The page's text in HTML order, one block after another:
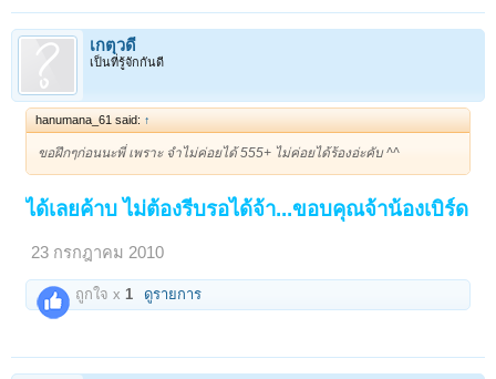
เกตุวดี
เป็นที่รู้จักกันดี
hanumana_61 said: ↑
ขอฝึกๆก่อนนะพี่ เพราะ จำไม่ค่อยได้ 555+ ไม่ค่อยได้ร้องอ่ะคับ ^^
ได้เลยค้าบ ไม่ต้องรีบรอได้จ้า...ขอบคุณจ้าน้องเบิร์ด
23 กรกฎาคม 2010
ถูกใจ x1 ดูรายการ